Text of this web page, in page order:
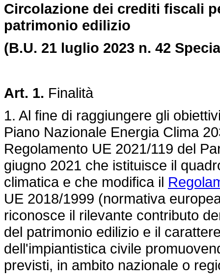
Circolazione dei crediti fiscali
patrimonio edilizio
(B.U. 21 luglio 2023 n. 42
Art. 1. Finalità
1. Al fine di raggiungere gli
Piano Nazionale Energia Clima
Regolamento UE 2021/119 del
giugno 2021 che istituisce il
climatica e che modifica il
UE 2018/1999 (normativa
riconosce il rilevante contributo
del patrimonio edilizio e il
dell'impiantistica civile
previsti, in ambito nazionale o